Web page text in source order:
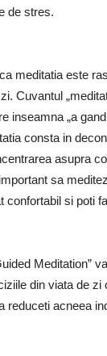
de stres.
meditatia este
Cuvantul
inseamna „a
consta in
asupra
sa
confortabil si poti
Meditation”
din viata de zi
reduceti acneea